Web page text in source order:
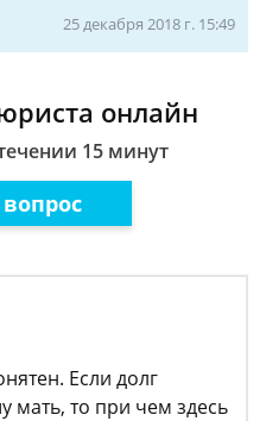
25 декабря 2018 г. 15:49
онлайн
15 минут
Если долг
мать, то при чем здесь